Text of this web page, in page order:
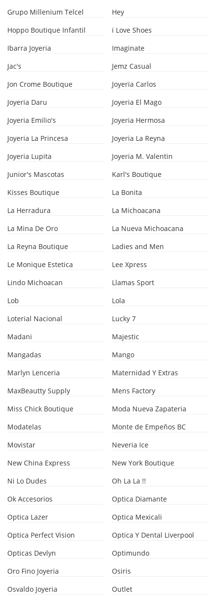
Grupo Millenium Telcel
Hey
Hoppo Boutique Infantil
i Love Shoes
Ibarra Joyeria
Imaginate
Jac's
Jemz Casual
Jon Crome Boutique
Joyeria Carlos
Joyeria Daru
Joyeria El Mago
Joyeria Emilio's
Joyeria Hermosa
Joyeria La Princesa
Joyeria La Reyna
Joyeria Lupita
Joyeria M. Valentin
Junior's Mascotas
Karl's Boutique
Kisses Boutique
La Bonita
La Herradura
La Michoacana
La Mina De Oro
La Nueva Michoacana
La Reyna Boutique
Ladies and Men
Le Monique Estetica
Lee Xpress
Lindo Michoacan
Llamas Sport
Lob
Lola
Loterial Nacional
Lucky 7
Madani
Majestic
Mangadas
Mango
Marlyn Lenceria
Maternidad Y Extras
MaxBeautty Supply
Mens Factory
Miss Chick Boutique
Moda Nueva Zapateria
Modatelas
Monte de Empeňos BC
Movistar
Neveria Ice
New China Express
New York Boutique
Ni Lo Dudes
Oh La La !!
Ok Accesorios
Optica Diamante
Optica Lazer
Optica Mexicali
Optica Perfect Vision
Optica Y Dental Liverpool
Opticas Devlyn
Optimundo
Oro Fino Joyeria
Osiris
Osvaldo Joyeria
Outlet